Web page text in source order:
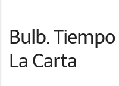
Bulb.
La Carta